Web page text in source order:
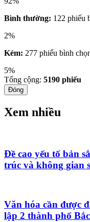
Bình thường: 122 phiếu
2%
Kém: 277 phiếu bình
5%
Tổng cộng: 5190 phiếu
Đóng
Xem nhiều
Đề cao yếu tố bản
trúc và không gian
Văn hóa cần được
lập 2 thành phố